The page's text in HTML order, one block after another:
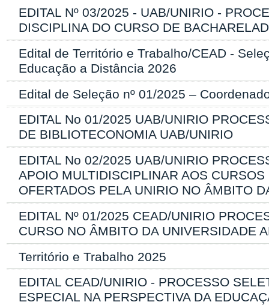
EDITAL Nº 03/2025 - UAB/UNIRIO -
DISCIPLINA DO CURSO DE
Edital de Território e Trabalho/CEAD -
Educação a Distância 2026
Edital de Seleção nº 01/2025 –
EDITAL No 01/2025 UAB/UNIRIO
DE BIBLIOTECONOMIA UAB/UNIRIO
EDITAL No 02/2025 UAB/UNIRIO
APOIO MULTIDISCIPLINAR AOS
OFERTADOS PELA UNIRIO NO ÂMBITO
EDITAL Nº 01/2025 CEAD/UNIRIO
CURSO NO ÂMBITO DA UNIVERSIDADE
Território e Trabalho 2025
EDITAL CEAD/UNIRIO - PROCESSO
ESPECIAL NA PERSPECTIVA DA